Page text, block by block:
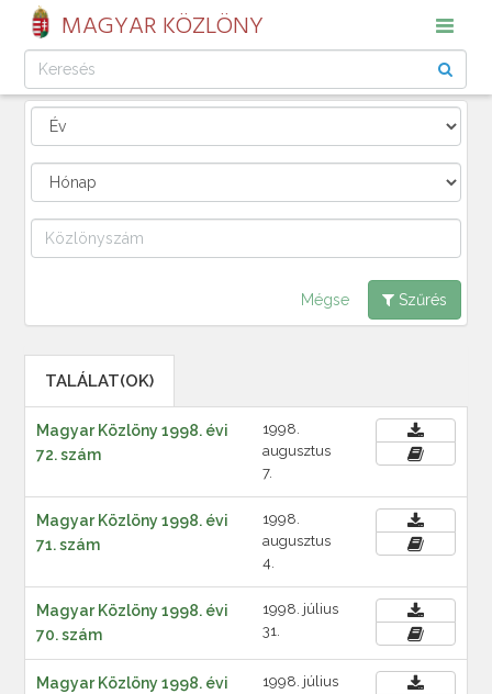
MAGYAR KÖZLÖNY
Mégse Szűrés
TALÁLAT(OK)
Magyar Közlöny 1998. évi
72. szám
1998.
augusztus
7.
Magyar Közlöny 1998. évi
71. szám
1998.
augusztus
4.
Magyar Közlöny 1998. évi
70. szám
1998. július
31.
Magyar Közlöny 1998. évi
1998. július